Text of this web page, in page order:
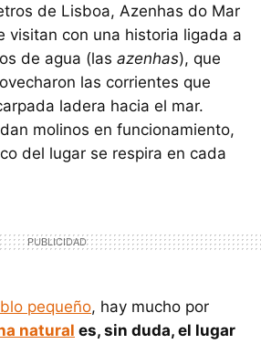
de Lisboa, Azenhas do Mar
visitan con una historia ligada a
de agua (las azenhas), que
las corrientes que
ladera hacia el mar.
molinos en funcionamiento,
del lugar se respira en cada
pequeño, hay mucho por
natural es, sin duda, el lugar